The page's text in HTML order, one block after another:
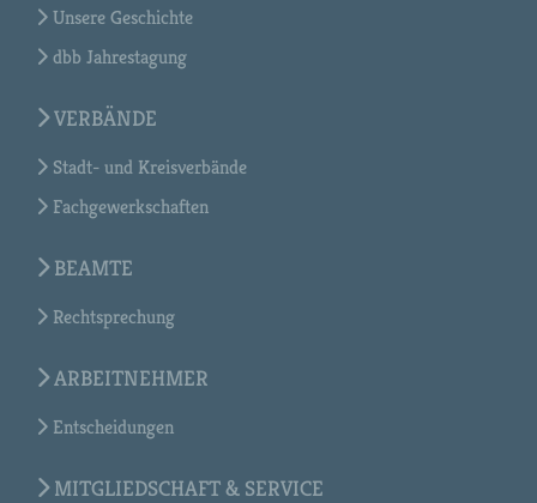
Unsere Geschichte
dbb Jahrestagung
VERBÄNDE
Stadt- und Kreisverbände
Fachgewerkschaften
BEAMTE
Rechtsprechung
ARBEITNEHMER
Entscheidungen
MITGLIEDSCHAFT & SERVICE